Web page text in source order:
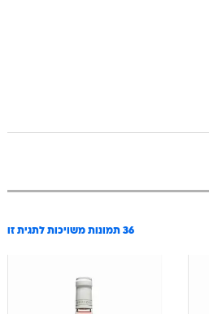
36 תמונות משויכות לתגית זו